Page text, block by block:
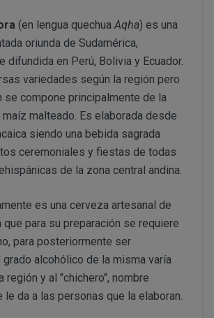
(en lengua quechuaAqha) es una
oriunda de Sudamérica,
difundida en Perú, Bolivia y Ecuador.
variedades según la región pero
se compone principalmente de la
maíz malteado. Es elaborada desde
siendo una bebida sagrada
ceremoniales y fiestas de todas
de la zona central andina.
es una cerveza artesanal de
para su preparación se requiere
para posteriormente ser
alcohólico de la misma varía
región y al "chichero", nombre
le da a las personas que la elaboran.
DE ACCESO Y UTILIZACIÓN
delictivos, violentos,
o, en general, contrarios a la ley o al
la red virus informáticos o realizar
generar errores o daños en los
o de terceras personas;
a sus servicios mediante el consumo
info@perustocks.es
tratamos sus datos personales?
los Clientes. De este modo,
y/o servicios a los ofertados
o dejar de ofrecer, en cualquier
perjuicio de que la adquisición de los
registro del USUARIO, eligiendo este
y habilitarán personalmente
de www.perustocks.es, y para
seguir todas las instrucciones
Y SUSTITUCIONES
formulario de